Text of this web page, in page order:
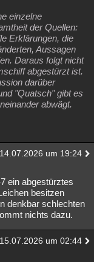
einzelne
der Quellen:
Erklärungen, die
Aussagen
Daraus folgt nicht
abgestürzt ist.
darüber
"Quatsch" gibt es
abwägt.
14.07.2026 um 19:24
ein abgestürztes
besitzen
denkbar schlechten
nichts dazu.
15.07.2026 um 02:44